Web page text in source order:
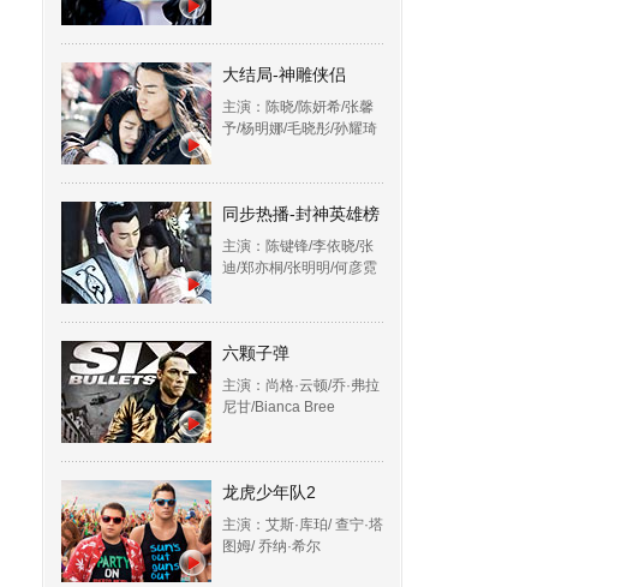
大结局-神雕侠侣
主演：陈晓/陈妍希/张馨
予/杨明娜/毛晓彤/孙耀琦
同步热播-封神英雄榜
主演：陈键锋/李依晓/张
迪/郑亦桐/张明明/何彦霓
六颗子弹
主演：尚格·云顿/乔·弗拉
尼甘/Bianca Bree
龙虎少年队2
主演：艾斯·库珀/ 查宁·塔
图姆/ 乔纳·希尔